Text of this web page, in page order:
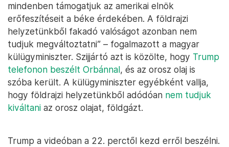
mindenben támogatjuk az amerikai elnök
erőfeszítéseit a béke érdekében. A földrajzi
helyzetünkből fakadó valóságot azonban nem
tudjuk megváltoztatni” – fogalmazott a magyar
külügyminiszter. Szijjártó azt is közölte, hogy Trump
telefonon beszélt Orbánnal, és az orosz olaj is
szóba került. A külügyminiszter egyébként vallja,
hogy földrajzi helyzetünkből adódóan nem tudjuk
kiváltani az orosz olajat, földgázt.
Trump a videóban a 22. perctől kezd erről beszélni.